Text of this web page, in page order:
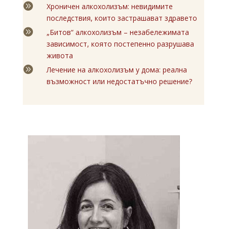

Хроничен алкохолизъм: невидимите
последствия, които застрашават здравето

„Битов“ алкохолизъм – незабележимата
зависимост, която постепенно разрушава
живота

Лечение на алкохолизъм у дома: реална
възможност или недостатъчно решение?